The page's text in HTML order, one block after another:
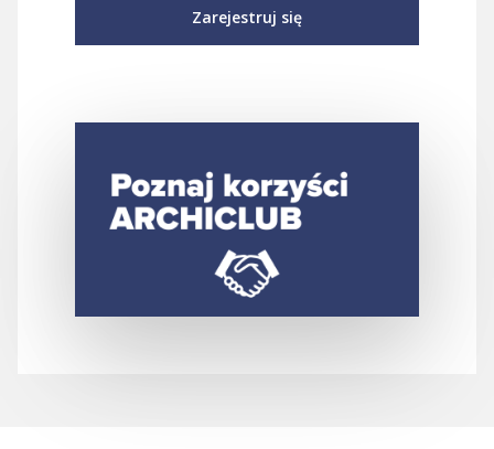
Zarejestruj się